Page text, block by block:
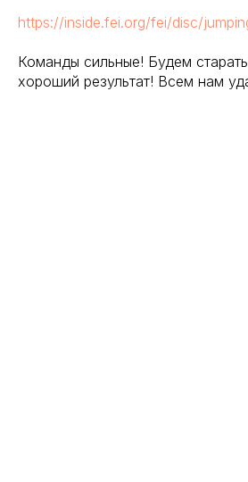
https://inside.fei.org/fei/disc/
Команды сильные! Будем
хороший результат! Всем нам